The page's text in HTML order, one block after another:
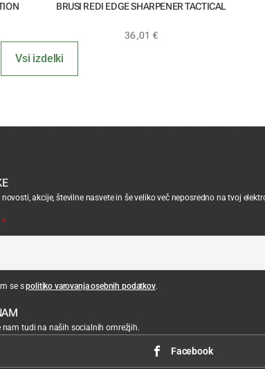
BRUSI REDI EDGE SHARPENER TACTICAL
36,01 €
Vsi izdelki
novosti, akcije, številne nasvete in še veliko več neposredno na tvoj
*
se spolitiko varovanja osebnih podatkov.
nam tudi na naših socialnih omrežjih.
Facebook